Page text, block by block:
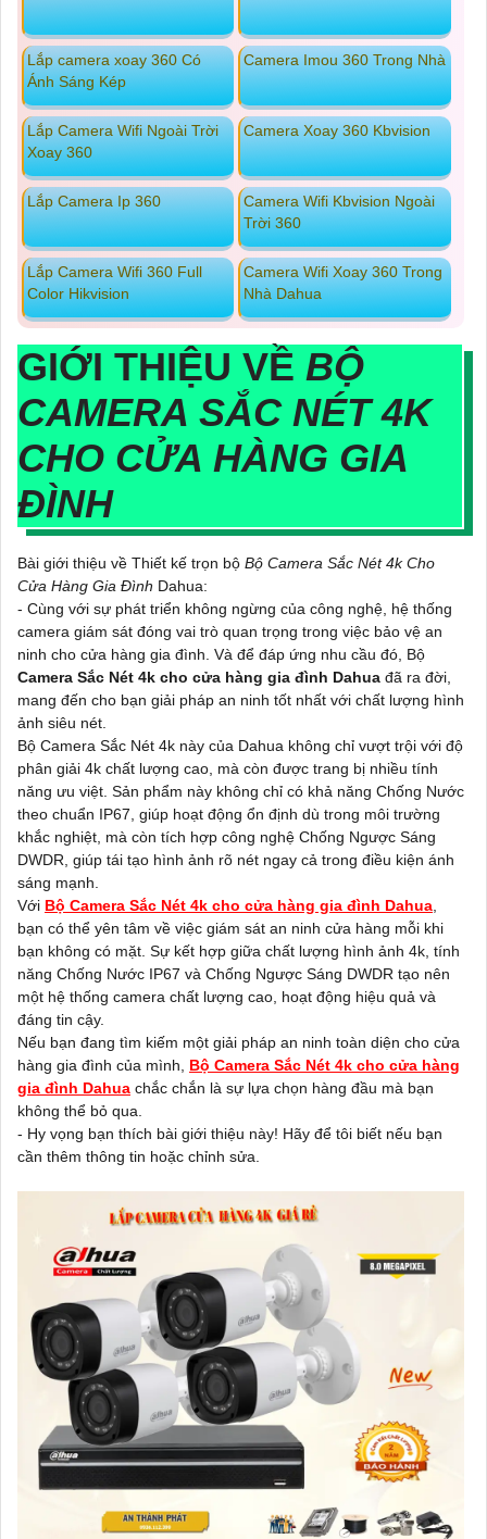
Lắp camera xoay 360 Có
Ánh Sáng Kép
Camera Imou 360 Trong Nhà
Lắp Camera Wifi Ngoài Trời
Xoay 360
Camera Xoay 360 Kbvision
Lắp Camera Ip 360
Camera Wifi Kbvision Ngoài
Trời 360
Lắp Camera Wifi 360 Full
Color Hikvision
Camera Wifi Xoay 360 Trong
Nhà Dahua
GIỚI THIỆU VỀ BỘ
CAMERA SẮC NÉT 4K
CHO CỬA HÀNG GIA
ĐÌNH
Bài giới thiệu về Thiết kế trọn bộ Bộ Camera Sắc Nét 4k Cho
Cửa Hàng Gia Đình Dahua:
- Cùng với sự phát triển không ngừng của công nghệ, hệ thống
camera giám sát đóng vai trò quan trọng trong việc bảo vệ an
ninh cho cửa hàng gia đình. Và để đáp ứng nhu cầu đó, Bộ
Camera Sắc Nét 4k cho cửa hàng gia đình Dahua đã ra đời,
mang đến cho bạn giải pháp an ninh tốt nhất với chất lượng hình
ảnh siêu nét.
Bộ Camera Sắc Nét 4k này của Dahua không chỉ vượt trội với độ
phân giải 4k chất lượng cao, mà còn được trang bị nhiều tính
năng ưu việt. Sản phẩm này không chỉ có khả năng Chống Nước
theo chuẩn IP67, giúp hoạt động ổn định dù trong môi trường
khắc nghiệt, mà còn tích hợp công nghệ Chống Ngược Sáng
DWDR, giúp tái tạo hình ảnh rõ nét ngay cả trong điều kiện ánh
sáng mạnh.
Với Bộ Camera Sắc Nét 4k cho cửa hàng gia đình Dahua,
bạn có thể yên tâm về việc giám sát an ninh cửa hàng mỗi khi
bạn không có mặt. Sự kết hợp giữa chất lượng hình ảnh 4k, tính
năng Chống Nước IP67 và Chống Ngược Sáng DWDR tạo nên
một hệ thống camera chất lượng cao, hoạt động hiệu quả và
đáng tin cậy.
Nếu bạn đang tìm kiếm một giải pháp an ninh toàn diện cho cửa
hàng gia đình của mình, Bộ Camera Sắc Nét 4k cho cửa hàng
gia đình Dahua chắc chắn là sự lựa chọn hàng đầu mà bạn
không thể bỏ qua.
- Hy vọng bạn thích bài giới thiệu này! Hãy để tôi biết nếu bạn
cần thêm thông tin hoặc chỉnh sửa.